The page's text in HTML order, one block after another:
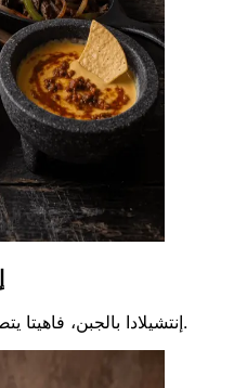
إنتشيلادا بالجبن، فاهيتا يتصاعد منها البخار، كيسو، مارغريتا.